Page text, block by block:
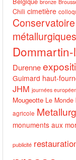
Chili cimetière
métallurgiques
Durenne
Guimard haut-
JHM journées
Mougeotte Le Monde
agricole
monuments aux
publicité